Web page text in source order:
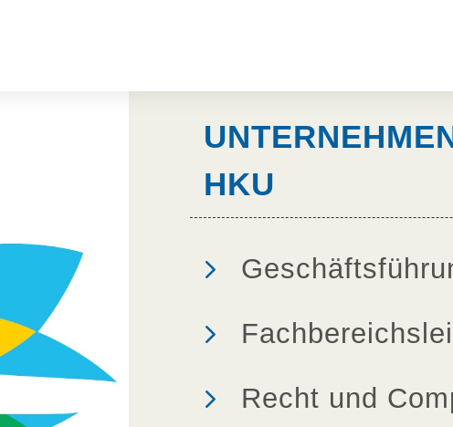
HKU
5
5
5 Recht und